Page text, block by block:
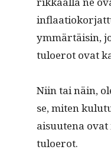
ymmärtäisin,
tulo­erot ovat
Niin tai näin,
se, miten
aisuute­na
tuloerot.